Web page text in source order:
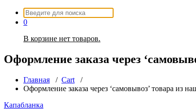
Искать:
0
В корзине нет товаров.
Оформление заказа через
Главная / Cart /
Оформление заказа через ‘самовывоз’ товара из
Капабланка